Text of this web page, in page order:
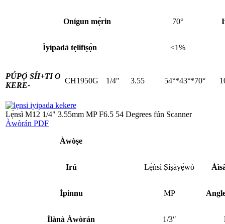
Onígun mẹ́rin 70°
Ìyípadà tẹlifíṣọ̀n <1%
PÚPỌ̀ SÍI+TI O
KERE-
CH1950G 1/4" 3.55 54°*43°*70°
Lẹ́nsì M12 1/4" 3.55mm MP F6.5 54 Degrees fún Scanner
Àwòrán PDF
Àwòṣe
Irú Lẹ́ǹsì Ṣíṣàyẹ̀wò
Ìpinnu MP
Ìlànà Àwòrán 1/3″